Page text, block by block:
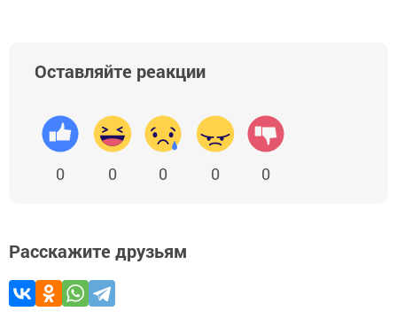
Оставляйте реакции
0 0 0 0 0
Расскажите друзьям